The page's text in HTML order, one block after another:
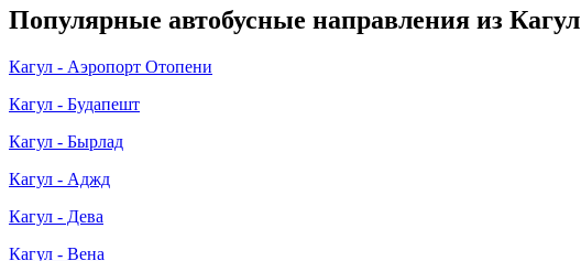
Популярные автобусные направления из Кагул
Кагул - Аэропорт Отопени
Кагул - Будапешт
Кагул - Бырлад
Кагул - Аджд
Кагул - Дева
Кагул - Вена